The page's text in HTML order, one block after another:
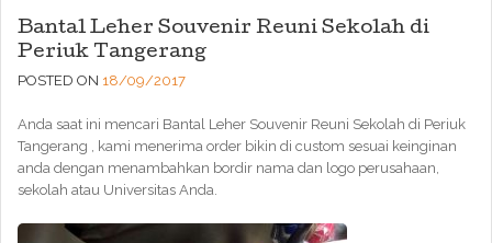
Bantal Leher Souvenir Reuni Sekolah di
Periuk Tangerang
POSTED ON 18/09/2017
Anda saat ini mencari Bantal Leher Souvenir Reuni Sekolah di Periuk
Tangerang , kami menerima order bikin di custom sesuai keinginan
anda dengan menambahkan bordir nama dan logo perusahaan,
sekolah atau Universitas Anda.